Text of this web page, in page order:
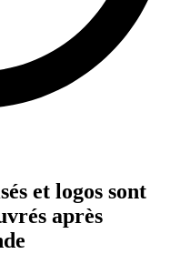
et logos sont
après